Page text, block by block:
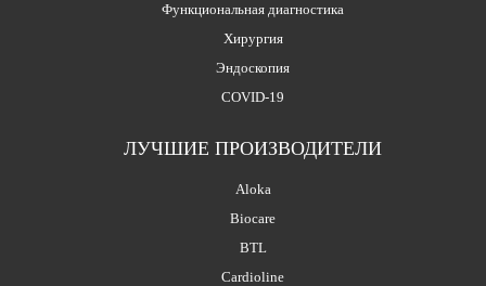
Функциональная диагностика
Хирургия
Эндоскопия
COVID-19
ЛУЧШИЕ ПРОИЗВОДИТЕЛИ
Aloka
Biocare
BTL
Cardioline